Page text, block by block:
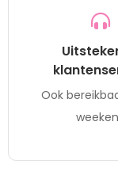
Ook